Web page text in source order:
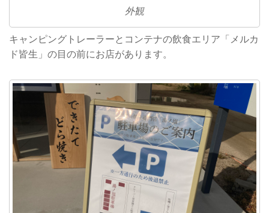
外観
キャンピングトレーラーとコンテナの飲食エリア「メルカ
ド皆生」の目の前にお店があります。